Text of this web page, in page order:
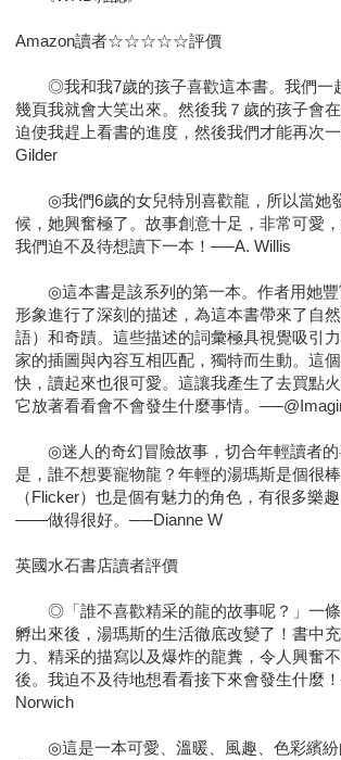
Amazon讀者☆☆☆☆☆評價
◎我和我7歲的孩子喜歡這本書。我們一
幾頁我就會大笑出來。然後我７歲的孩子會
迫使我趕上看書的進度，然後我們才能再次
Gilder
◎我們6歲的女兒特別喜歡龍，所以當她
候，她興奮極了。故事創意十足，非常可愛，
我們迫不及待想讀下一本！──A. Willis
◎這本書是該系列的第一本。作者用她豐
形象進行了深刻的描述，為這本書帶來了自
語）和奇蹟。這些描述的詞彙極具視覺吸引
家的插圖與內容互相匹配，獨特而生動。這
快，讀起來也很可愛。這讓我產生了去買點
它放著看看會不會發生什麼事情。
◎迷人的奇幻冒險故事，切合年輕讀者的
是，誰不想要寵物龍？年輕的湯瑪斯是個很
（Flicker）也是個有魅力的角色，有很多樂
——做得很好。──Dianne W
英國水石書店讀者評價
◎「誰不喜歡精采的龍的故事呢？」一條
孵出來後，湯瑪斯的生活徹底改變了！書中
力、精采的描寫以及爆炸的龍糞，令人興奮
後。我迫不及待地想看看接下來會發生什麼
Norwich
◎這是一本可愛、溫暖、風趣、色彩繽